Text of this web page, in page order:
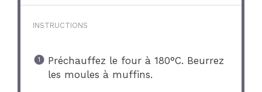
INSTRUCTIONS
Préchauffez le four à 180°C. Beurrez
les moules à muffins.